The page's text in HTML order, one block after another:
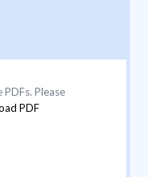
Please
PDF